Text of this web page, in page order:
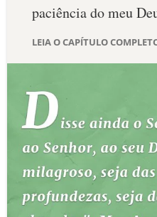
TEMAS
TERMO BÍBLICO
QUEM SOMOS
LOJA BÍBLIAON
paciência do meu
LEIA O CAPÍTULO